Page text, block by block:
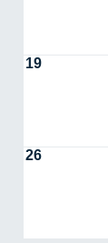
19
26